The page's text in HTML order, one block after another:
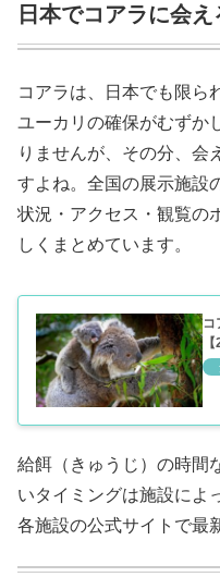
日本でコアラに会え
コアラは、日本でも限ら
ユーカリの確保がむずか
りませんが、その分、会
すよね。全国の展示施設
状況・アクセス・観覧の
しくまとめています。
コ
【
金
給餌（きゅうじ）の時間
いタイミングは施設によ
各施設の公式サイトで最